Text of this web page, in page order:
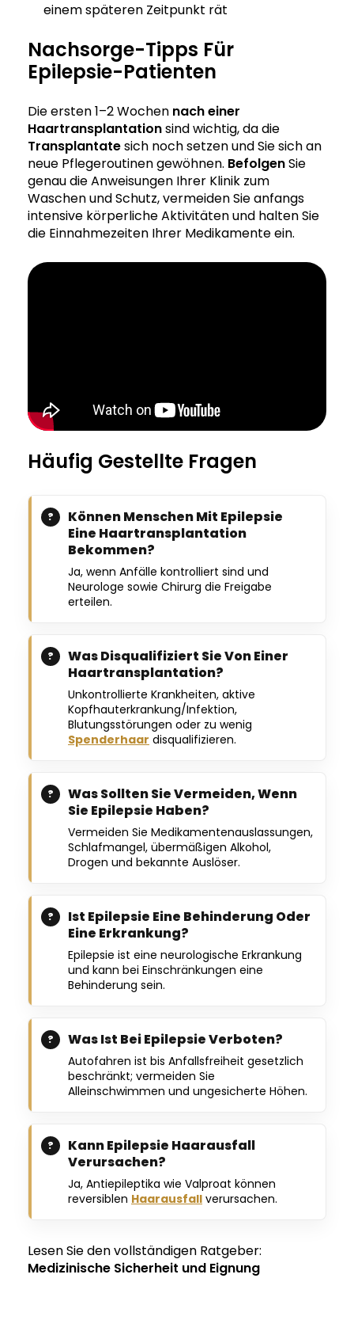
einem späteren Zeitpunkt rät
Nachsorge-Tipps Für
Epilepsie-Patienten
Die ersten 1–2 Wochen nach einer
Haartransplantationsind wichtig, da die
Transplantatesich noch setzen und Sie sich an
neue Pflegeroutinen gewöhnen. BefolgenSie
genau die Anweisungen Ihrer Klinik zum
Waschen und Schutz, vermeiden Sie anfangs
intensive körperliche Aktivitäten und halten Sie
die Einnahmezeiten Ihrer Medikamente ein.
Häufig Gestellte Fragen
Können Menschen Mit Epilepsie
Eine Haartransplantation
Bekommen?
Ja, wenn Anfälle kontrolliert sind und
Neurologe sowie Chirurg die Freigabe
erteilen.
Was Disqualifiziert Sie Von Einer
Haartransplantation?
Unkontrollierte Krankheiten, aktive
Kopfhauterkrankung/Infektion,
Blutungsstörungen oder zu wenig
Spenderhaar disqualifizieren.
Was Sollten Sie Vermeiden, Wenn
Sie Epilepsie Haben?
Vermeiden Sie Medikamentenauslassungen,
Schlafmangel, übermäßigen Alkohol,
Drogen und bekannte Auslöser.
Ist Epilepsie Eine Behinderung Oder
Eine Erkrankung?
Epilepsie ist eine neurologische Erkrankung
und kann bei Einschränkungen eine
Behinderung sein.
Was Ist Bei Epilepsie Verboten?
Autofahren ist bis Anfallsfreiheit gesetzlich
beschränkt; vermeiden Sie
Alleinschwimmen und ungesicherte Höhen.
Kann Epilepsie Haarausfall
Verursachen?
Ja, Antiepileptika wie Valproat können
reversiblen Haarausfall verursachen.
Lesen Sie den vollständigen Ratgeber:
Medizinische Sicherheit und Eignung